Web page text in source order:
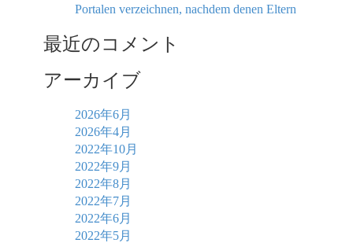
Portalen verzeichnen, nachdem denen Eltern
最近のコメント
アーカイブ
2026年6月
2026年4月
2022年10月
2022年9月
2022年8月
2022年7月
2022年6月
2022年5月